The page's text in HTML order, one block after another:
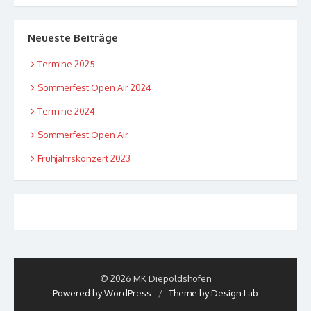
Neueste Beiträge
Termine 2025
Sommerfest Open Air 2024
Termine 2024
Sommerfest Open Air
Frühjahrskonzert 2023
© 2026 MK Diepoldshofen
Powered by WordPress
/ Theme by Design Lab